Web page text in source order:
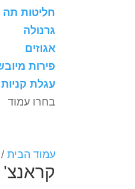
חליטות תה
גרנולה
אגוזים
פירות
עגלת קניות
בחרו עמוד
עמוד הבית
קראנצ'